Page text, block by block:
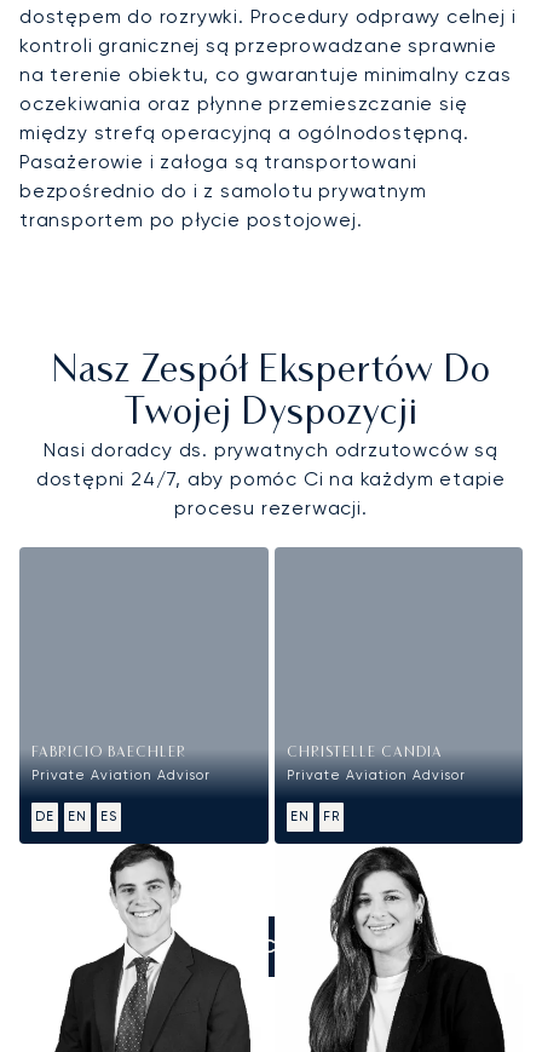
dostępem do rozrywki. Procedury odprawy celnej i
kontroli granicznej są przeprowadzane sprawnie
na terenie obiektu, co gwarantuje minimalny czas
oczekiwania oraz płynne przemieszczanie się
między strefą operacyjną a ogólnodostępną.
Pasażerowie i załoga są transportowani
bezpośrednio do i z samolotu prywatnym
transportem po płycie postojowej.
Nasz Zespół Ekspertów Do
Twojej Dyspozycji
Nasi doradcy ds. prywatnych odrzutowców są
dostępni 24/7, aby pomóc Ci na każdym etapie
procesu rezerwacji.
FABRICIO BAECHLER
Private Aviation Advisor
DE EN ES
CHRISTELLE CANDIA
Private Aviation Advisor
EN FR
ZADZWOŃCIE DO NAS